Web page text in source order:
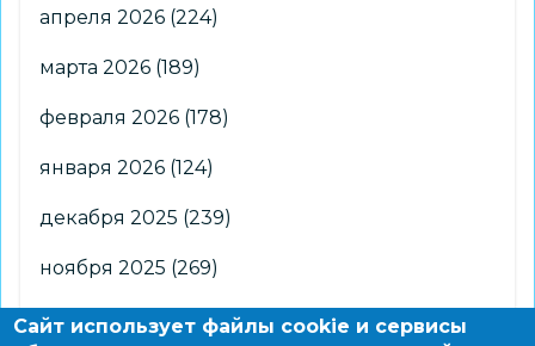
апреля 2026 (224)
марта 2026 (189)
февраля 2026 (178)
января 2026 (124)
декабря 2025 (239)
ноября 2025 (269)
октября 2025(266)
Сайт использует файлы cookie и сервисы